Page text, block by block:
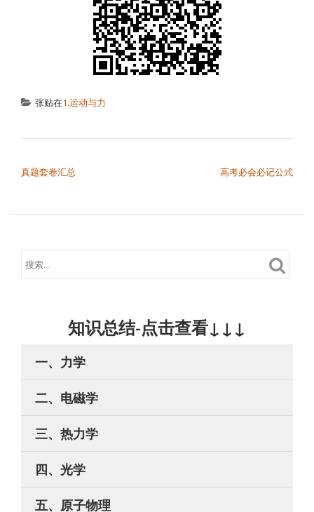
张贴在1.运动与力
真题套卷汇总 高考必会必记公式
知识总结-点击查看↓↓↓
一、力学
二、电磁学
三、热力学
四、光学
五、原子物理